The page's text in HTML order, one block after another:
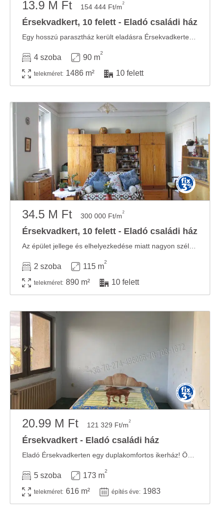
13.9 M Ft 154 444 Ft/m2
Érsekvadkert, 10 felett - Eladó családi ház
4 szoba 90 m
2
telekméret: 1486 m² 10 felett
34.5 M Ft 300 000 Ft/m2
Érsekvadkert, 10 felett - Eladó családi ház
2 szoba 115 m
2
telekméret: 890 m² 10 felett
20.99 M Ft 121 329 Ft/m2
Érsekvadkert - Eladó családi ház
5 szoba 173 m
2
telekméret: 616 m² építés éve: 1983